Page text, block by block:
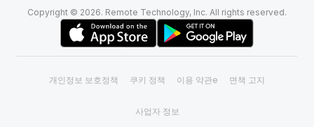
Copyright © 2026. Remote Technology, Inc. All rights reserved.
개인정보 보호정책 쿠키 정책 이용 약관e 면책 고지
사업자 정보